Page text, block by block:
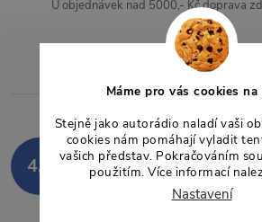
Máme pro vás cookies na
Stejně jako autorádio naladí vaši
cookies nám pomáhají vyladit
vašich představ. Pokračováním
použitím. Více informací
Nastavení
v
k
U objednávek nad 5000,- Kč doprava
4,9 Hodnocení
850 hodnocení